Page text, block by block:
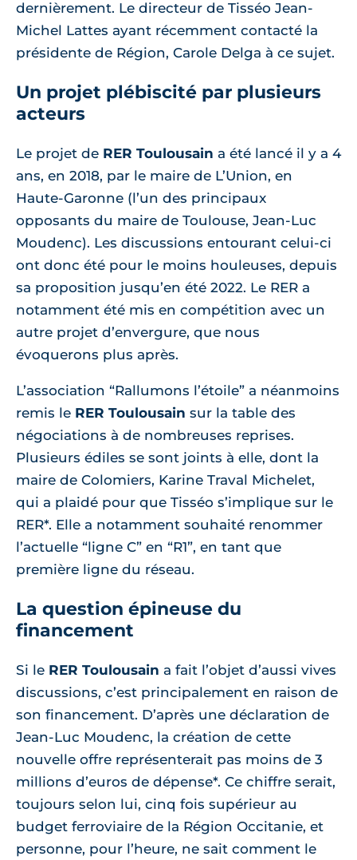
dernièrement. Le directeur de Tisséo Jean-
Michel Lattes ayant récemment contacté la
présidente de Région, Carole Delga à ce sujet.
Un projet plébiscité par plusieurs
acteurs
Le projet de RER Toulousain a été lancé il y a 4
ans, en 2018, par le maire de L’Union, en
Haute-Garonne (l’un des principaux
opposants du maire de Toulouse, Jean-Luc
Moudenc). Les discussions entourant celui-ci
ont donc été pour le moins houleuses, depuis
sa proposition jusqu’en été 2022. Le RER a
notamment été mis en compétition avec un
autre projet d’envergure, que nous
évoquerons plus après.
L’association “Rallumons l’étoile” a néanmoins
remis le RER Toulousain sur la table des
négociations à de nombreuses reprises.
Plusieurs édiles se sont joints à elle, dont la
maire de Colomiers, Karine Traval Michelet,
qui a plaidé pour que Tisséo s’implique sur le
RER*. Elle a notamment souhaité renommer
l’actuelle “ligne C” en “R1”, en tant que
première ligne du réseau.
La question épineuse du
financement
Si le RER Toulousain a fait l’objet d’aussi vives
discussions, c’est principalement en raison de
son financement. D’après une déclaration de
Jean-Luc Moudenc, la création de cette
nouvelle offre représenterait pas moins de 3
millions d’euros de dépense*. Ce chiffre serait,
toujours selon lui, cinq fois supérieur au
budget ferroviaire de la Région Occitanie, et
personne, pour l’heure, ne sait comment le